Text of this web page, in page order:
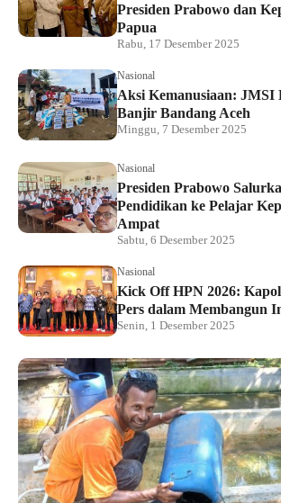
Presiden Prabowo dan
Papua
Rabu, 17 Desember 2025
Nasional
Aksi Kemanusiaan: JMSI
Banjir Bandang Aceh
Minggu, 7 Desember 2025
Nasional
Presiden Prabowo
Pendidikan ke Pelajar
Ampat
Sabtu, 6 Desember 2025
Nasional
Kick Off HPN 2026:
Pers dalam Membangun
Senin, 1 Desember 2025